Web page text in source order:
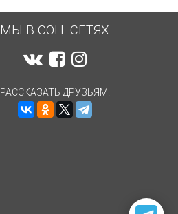
МЫ В СОЦ. СЕТЯХ
РАССКАЗАТЬ ДРУЗЬЯМ!